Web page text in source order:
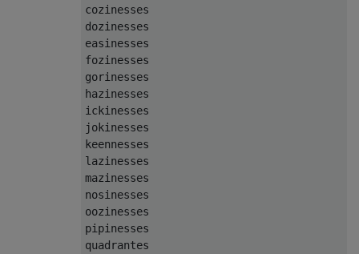
cozinesses
dozinesses
easinesses
fozinesses
gorinesses
hazinesses
ickinesses
jokinesses
keennesses
lazinesses
mazinesses
nosinesses
oozinesses
pipinesses
quadrantes